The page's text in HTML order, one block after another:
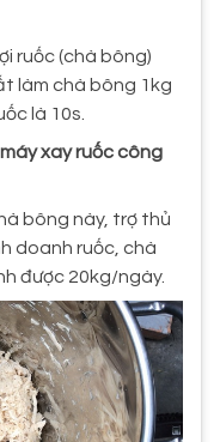
ruốc (chà bông)
làm chà bông 1kg
là 10s.
xay ruốc công
bông này, trợ thủ
doanh ruốc, chà
được 20kg/ngày.